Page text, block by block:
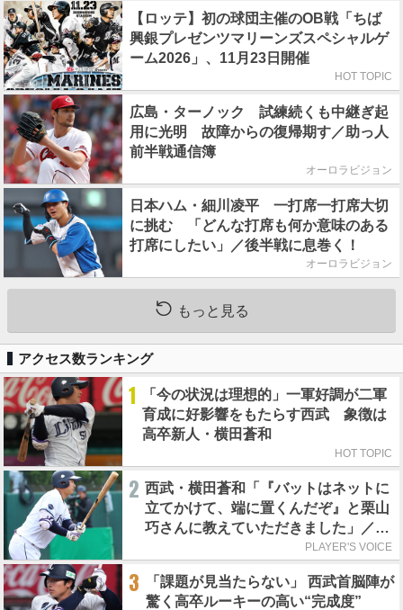
【ロッテ】初の球団主催のOB戦「ちば
興銀プレゼンツマリーンズスペシャルゲ
ーム2026」、11月23日開催
HOT TOPIC
広島・ターノック 試練続くも中継ぎ起
用に光明 故障からの復帰期す／助っ人
前半戦通信簿
オーロラビジョン
日本ハム・細川凌平 一打席一打席大切
に挑む 「どんな打席も何か意味のある
打席にしたい」／後半戦に息巻く！
オーロラビジョン
もっと見る
アクセス数ランキング
1
「今の状況は理想的」一軍好調が二軍
育成に好影響をもたらす西武 象徴は
高卒新人・横田蒼和
HOT TOPIC
2 西武・横田蒼和「『バットはネットに
立てかけて、端に置くんだぞ』と栗山
巧さんに教えていただきました」／憧
PLAYER'S VOICE
3
「課題が見当たらない」 西武首脳陣が
驚く高卒ルーキーの高い“完成度”